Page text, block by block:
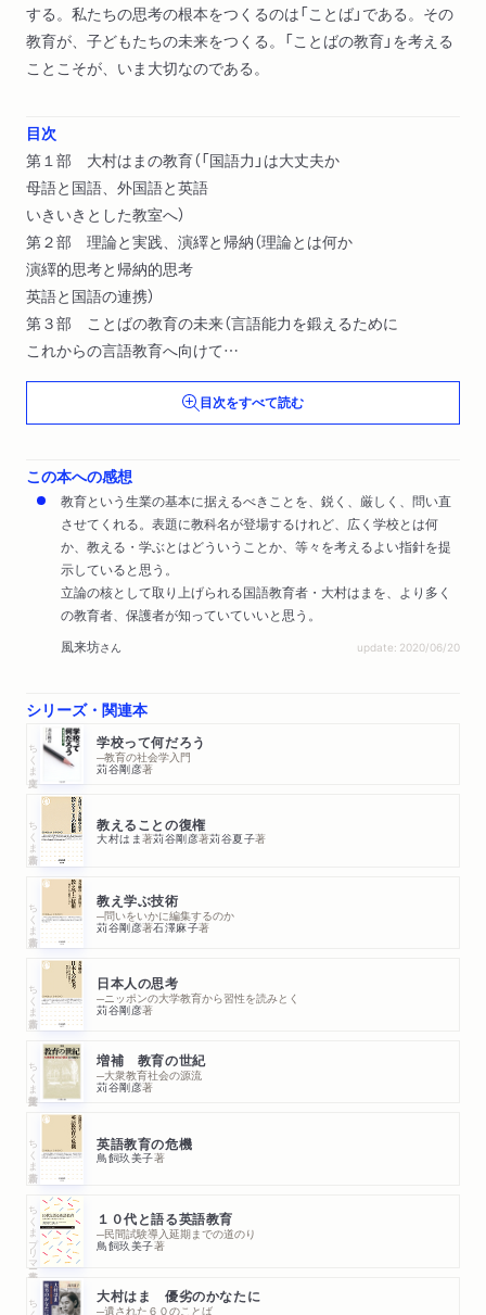
する。私たちの思考の根本をつくるのは「ことば」である。その
教育が、子どもたちの未来をつくる。「ことばの教育」を考える
ことこそが、いま大切なのである。
目次
第１部 大村はまの教育（「国語力」は大丈夫か
母語と国語、外国語と英語
いきいきとした教室へ）
第２部 理論と実践、演繹と帰納（理論とは何か
演繹的思考と帰納的思考
英語と国語の連携）
第３部 ことばの教育の未来（言語能力を鍛えるために
これからの言語教育へ向けて
大学入試改革を考える
徹底的に読み、書き、考える―ことばの力の鍛え方）
目次をすべて読む
この本への感想
教育という生業の基本に据えるべきことを、鋭く、厳しく、問い直
させてくれる。表題に教科名が登場するけれど、広く学校とは何
か、教える・学ぶとはどういうことか、等々を考えるよい指針を提
示していると思う。
立論の核として取り上げられる国語教育者・大村はまを、より多く
の教育者、保護者が知っていていいと思う。
風来坊さん update: 2020/06/20
シリーズ・関連本
ちくま文庫 学校って何だろう
─教育の社会学入門
苅谷剛彦著
ちくま新書 教えることの復権
大村はま著苅谷剛彦著苅谷夏子著
ちくま新書 教え学ぶ技術
─問いをいかに編集するのか
苅谷剛彦著石澤麻子著
ちくま新書 日本人の思考
─ニッポンの大学教育から習性を読みとく
苅谷剛彦著
ちくま学芸文庫 増補 教育の世紀
─大衆教育社会の源流
苅谷剛彦著
ちくま新書 英語教育の危機
鳥飼玖美子著
ちくまプリマー新書 １０代と語る英語教育
─民間試験導入延期までの道のり
鳥飼玖美子著
ちくま学芸文庫 大村はま 優劣のかなたに
─遺された６０のことば